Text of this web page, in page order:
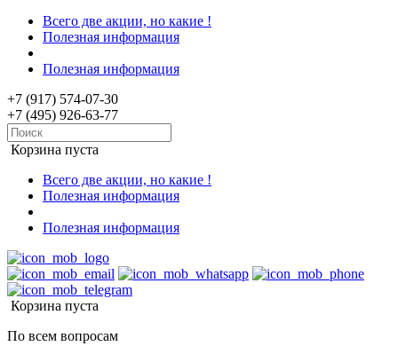
Всего две акции, но какие !
Полезная информация
Полезная информация
+7 (917) 574-07-30
+7 (495) 926-63-77
Корзина пуста
Всего две акции, но какие !
Полезная информация
Полезная информация
Корзина пуста
По всем вопросам